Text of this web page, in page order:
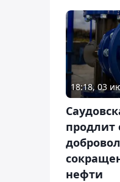
18:18, 03
продлит
нефти